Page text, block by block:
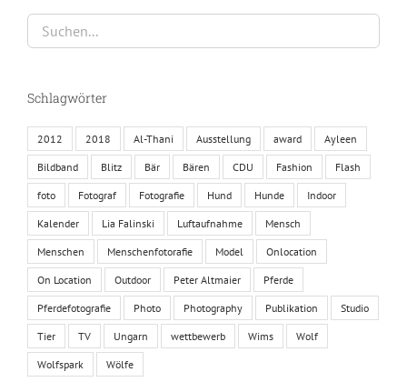
Schlagwörter
2012 2018 Al-Thani Ausstellung award Ayleen
Bildband Blitz Bär Bären CDU Fashion Flash
foto Fotograf Fotografie Hund Hunde Indoor
Kalender Lia Falinski Luftaufnahme Mensch
Menschen Menschenfotorafie Model Onlocation
On Location Outdoor Peter Altmaier Pferde
Pferdefotografie Photo Photography Publikation Studio
Tier TV Ungarn wettbewerb Wims Wolf
Wolfspark Wölfe